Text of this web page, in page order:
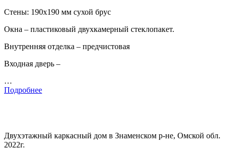
Стены: 190х190 мм сухой брус
Окна – пластиковый двухкамерный стеклопакет.
Внутренняя отделка – предчистовая
Входная дверь –
…
Подробнее
Двухэтажный каркасный дом в Знаменском р-не, Омской обл.
2022г.